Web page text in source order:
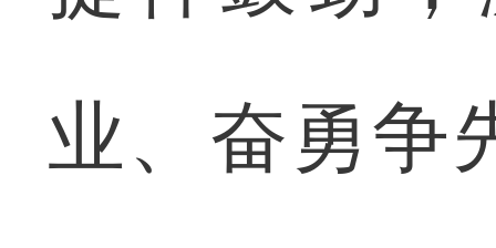
业、奋勇争